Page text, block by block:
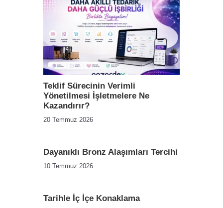
Teklif Sürecinin Verimli
Yönetilmesi İşletmelere Ne
Kazandırır?
20 Temmuz 2026
Dayanıklı Bronz Alaşımları Tercihi
10 Temmuz 2026
Tarihle İç İçe Konaklama